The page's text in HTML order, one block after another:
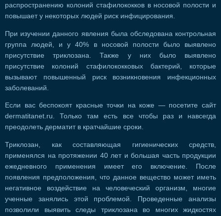
распространению колоний стафилококков в носовой полости и
повышает у некоторых людей риск инфицирования.
При изучении данного явления была обследована контрольная
группа людей, и у 40% в носовой полости было выявлено
присутствие триклозана. Также у них было выявлено
присутствие колоний стафилококковых бактерий, которые
вызывают повышенный риск возникновения инфекционных
заболеваний.
Если вас беспокоят красные точки на коже — посетите сайт
dermatitanet.ru. Только там есть все чтобы раз и навсегда
преодолеть дерматит в кратчайшие сроки.
Триклозан, как составляющая гигиенических средств,
применялся на протяжении 40 лет и большая часть продукции
ежедневного применения имеет его включение. После
появления предположения, что данное вещество может иметь
негативное воздействие на человеческий организм, многие
ученные занялись этой проблемой. Проведенные анализы
позволили выявить следы триклозана во многих жидкостях